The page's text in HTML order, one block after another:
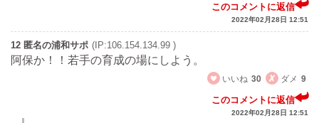
このコメントに返信
2022年02月28日 12:51
12 匿名の浦和サポ (IP:106.154.134.99 )
阿保か！！若手の育成の場にしよう。
いいね 30 ダメ 9
このコメントに返信
2022年02月28日 12:51